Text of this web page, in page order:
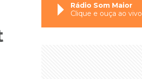
Rádio Som Maior
Clique e ouça ao vivo